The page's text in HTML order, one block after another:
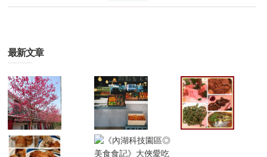
最新文章